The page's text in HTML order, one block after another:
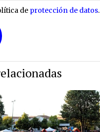
de protección de datos.